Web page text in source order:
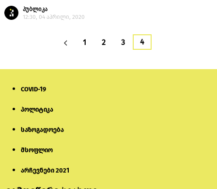
პუბლიკა
12:30, 04 აპრილი, 2020
1 2 3 4
COVID-19
პოლიტიკა
საზოგადოება
მსოფლიო
არჩევნები 2021